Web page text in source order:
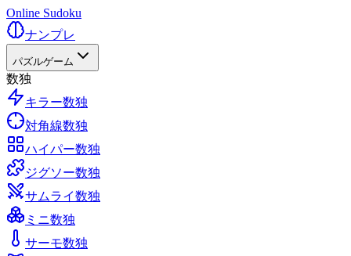
Online Sudoku
ナンプレ
パズルゲーム
数独
キラー数独
対角線数独
ハイパー数独
ジグソー数独
サムライ数独
ミニ数独
サーモ数独